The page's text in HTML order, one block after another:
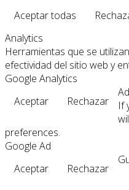
Aceptar todas
Analytics
Herramientas que se
efectividad del sitio web y
Google Analytics
Aceptar
Rechazar
If
preferences.
Google Ad
Aceptar
Rechazar